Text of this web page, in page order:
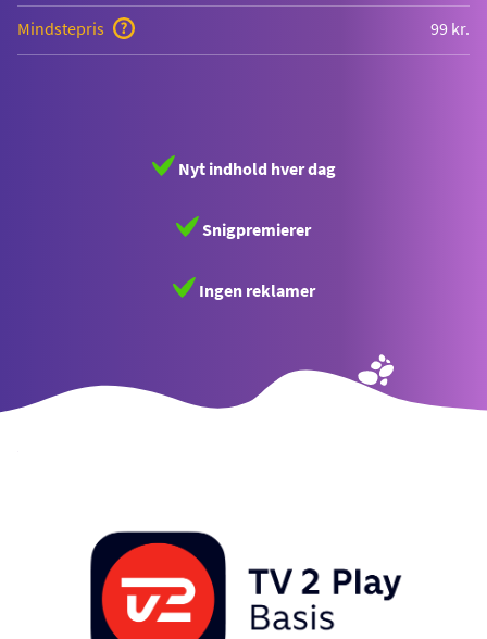
Mindstepris 99 kr.
Nyt indhold hver dag
Snigpremierer
Ingen reklamer